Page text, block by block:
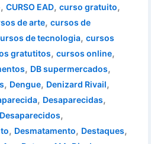
, CURSO EAD, curso gratuito,
de arte, cursos de
de tecnologia, cursos
gratutitos, cursos online,
, DB supermercados,
, Dengue, Denizard Rivail,
, Desaparecidas,
Desaparecidos,
, Desmatamento, Destaques,